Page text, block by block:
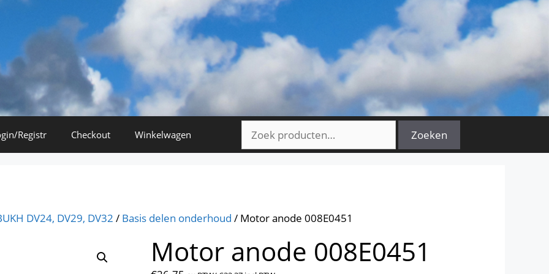
naar:
Zoeken
Registr Checkout Winkelwagen
DV24, DV29, DV32 / Basis delen onderhoud / Motor anode 008E0451
Motor anode 008E0451